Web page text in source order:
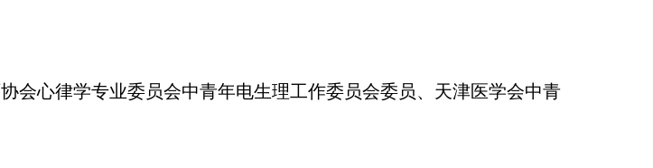
会心律学专业委员会中青年电生理工作委员会委员、天津医学会中青